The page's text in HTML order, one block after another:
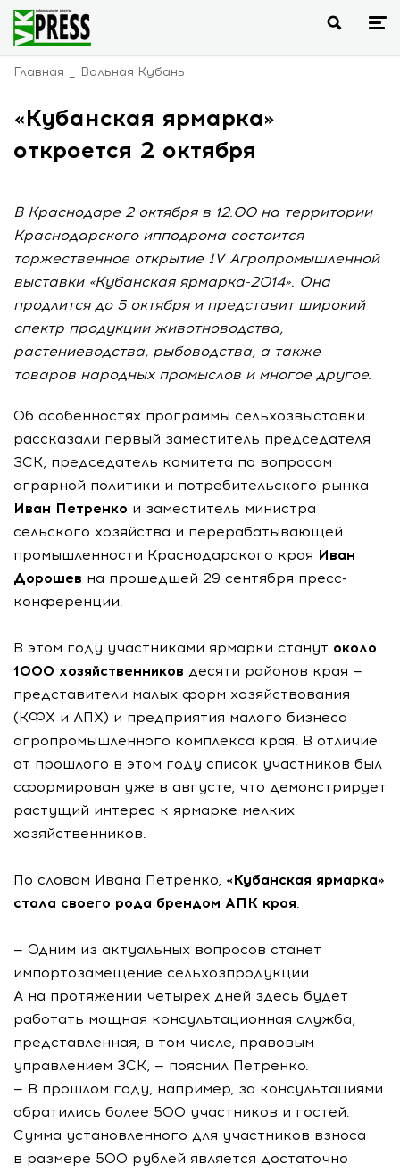
Главная Вольная Кубань
«Кубанская ярмарка»
откроется 2 октября
В Краснодаре 2 октября в 12.00 на территории
Краснодарского ипподрома состоится
торжественное открытие IV Агропромышленной
выставки «Кубанская ярмарка-2014». Она
продлится до 5 октября и представит широкий
спектр продукции животноводства,
растениеводства, рыбоводства, а также
товаров народных промыслов и многое другое.
Об особенностях программы сельхозвыставки
рассказали первый заместитель председателя
ЗСК, председатель комитета по вопросам
аграрной политики и потребительского рынка
Иван Петренко и заместитель министра
сельского хозяйства и перерабатывающей
промышленности Краснодарского края Иван
Дорошев на прошедшей 29 сентября пресс-
конференции.
В этом году участниками ярмарки станут около
1000 хозяйственников десяти районов края —
представители малых форм хозяйствования
(КФХ и ЛПХ) и предприятия малого бизнеса
агропромышленного комплекса края. В отличие
от прошлого в этом году список участников был
сформирован уже в августе, что демонстрирует
растущий интерес к ярмарке мелких
хозяйственников.
По словам Ивана Петренко, «Кубанская ярмарка»
стала своего рода брендом АПК края.
— Одним из актуальных вопросов станет
импортозамещение сельхозпродукции.
А на протяжении четырех дней здесь будет
работать мощная консультационная служба,
представленная, в том числе, правовым
управлением ЗСК, — пояснил Петренко.
— В прошлом году, например, за консультациями
обратились более 500 участников и гостей.
Сумма установленного для участников взноса
в размере 500 рублей является достаточно